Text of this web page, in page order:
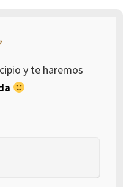
y te haremos